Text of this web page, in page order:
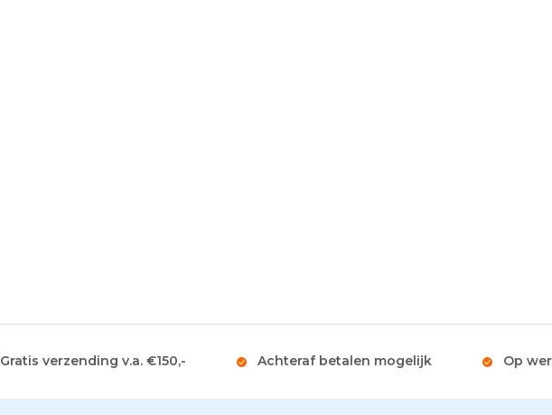
Gratis verzending v.a. €150,- Achteraf betalen mogelijk Op